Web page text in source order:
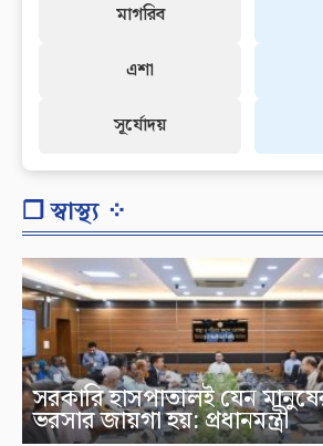
মাগরিব
এশা
সূর্যোদয়
❐ স্বাস্থ্য ⁘
সরকারি হাসপাতালই যেন
ভরসার জায়গা হয়: প্রধানমন্ত্রী